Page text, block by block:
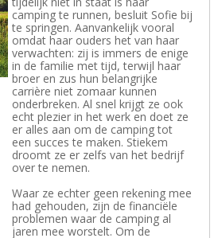
camping te runnen, besluit Sofie bij
te springen. Aanvankelijk vooral
omdat haar ouders het van haar
verwachten: zij is immers de enige
in de familie met tijd, terwijl haar
broer en zus hun belangrijke
carrière niet zomaar kunnen
onderbreken. Al snel krijgt ze ook
echt plezier in het werk en doet ze
er alles aan om de camping tot
een succes te maken. Stiekem
droomt ze er zelfs van het bedrijf
over te nemen.
Waar ze echter geen rekening mee
had gehouden, zijn de financiële
problemen waar de camping al
jaren mee worstelt. Om de